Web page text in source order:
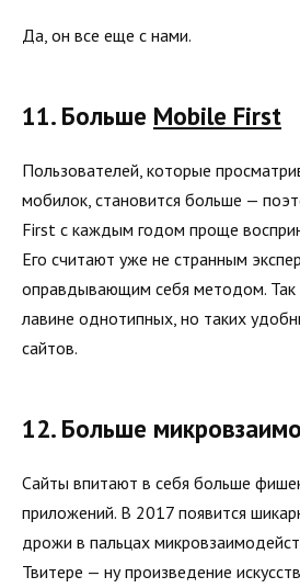
Да, он все еще с нами.
11. Больше Mobile First
Пользователей, которые
мобилок, становится больше —
First с каждым годом проще
Его считают уже не странным
оправдывающим себя методом. Так
лавине однотипных, но таких
сайтов.
12. Больше
Сайты впитают в себя больше
приложений. В 2017 появится
дрожи в пальцах
Твитере — ну произведение